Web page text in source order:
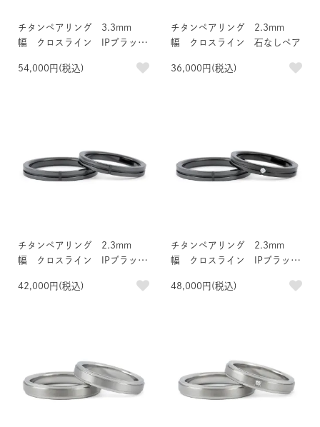
チタンペアリング 3.3mm
幅 クロスライン IPブラッ
モンド付きペア
54,000円(税込)
チタンペアリング 2.3mm
幅 クロスライン 石なしペア
36,000円(税込)
チタンペアリング 2.3mm
幅 クロスライン IPブラッ
42,000円(税込)
チタンペアリング 2.3mm
幅 クロスライン IPブラッ
モンド付きペア
48,000円(税込)